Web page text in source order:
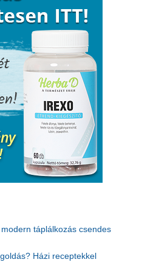
táplálkozás csendes
Házi receptekkel